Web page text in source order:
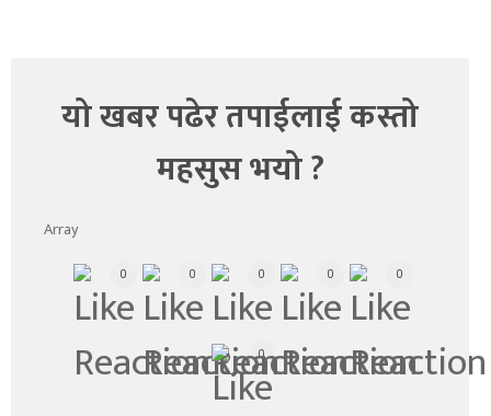
यो खबर पढेर तपाईलाई कस्तो
महसुस भयो ?
Array
0 0 0 0 0
0